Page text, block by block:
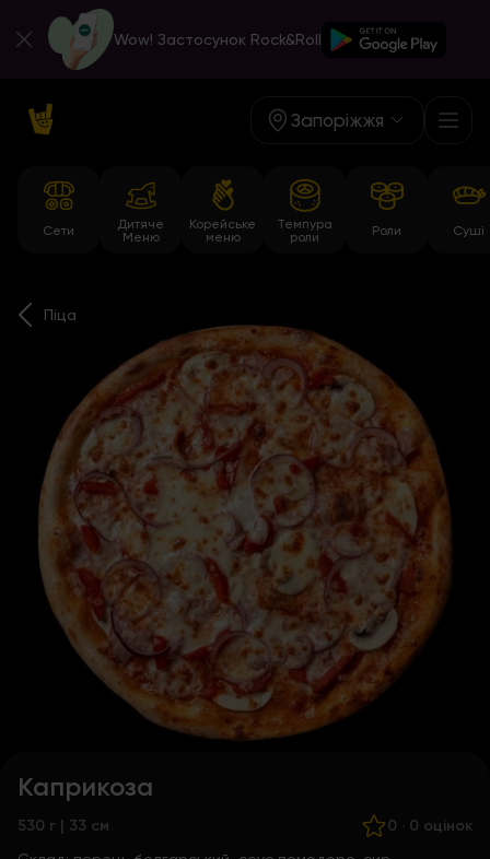
Wow! Застосунок Rock&Roll
Запоріжжя
Сети
Дитяче
Меню
Корейське
меню
Темпура
роли
Роли Суші
Піца
Каприкоза
530 г | 33 см 0 · 0 оцінок